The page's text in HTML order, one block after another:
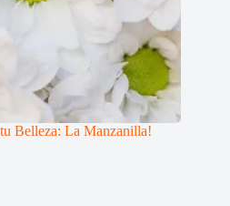
Belleza: La Manzanilla!